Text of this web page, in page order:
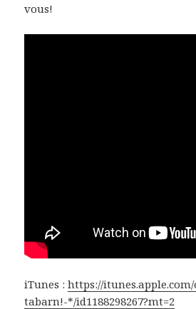
vous!
iTunes :https://
tabarn!-*/id1188298267?mt=2